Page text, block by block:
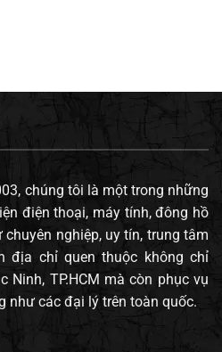
chúng tôi là một trong những
điện thoại, máy tính, đông hồ
nghiệp, uy tín, trung tâm
địa chỉ quen thuộc không chỉ
Ninh, TP.HCM mà còn phục vụ
như các đại lý trên toàn quốc.